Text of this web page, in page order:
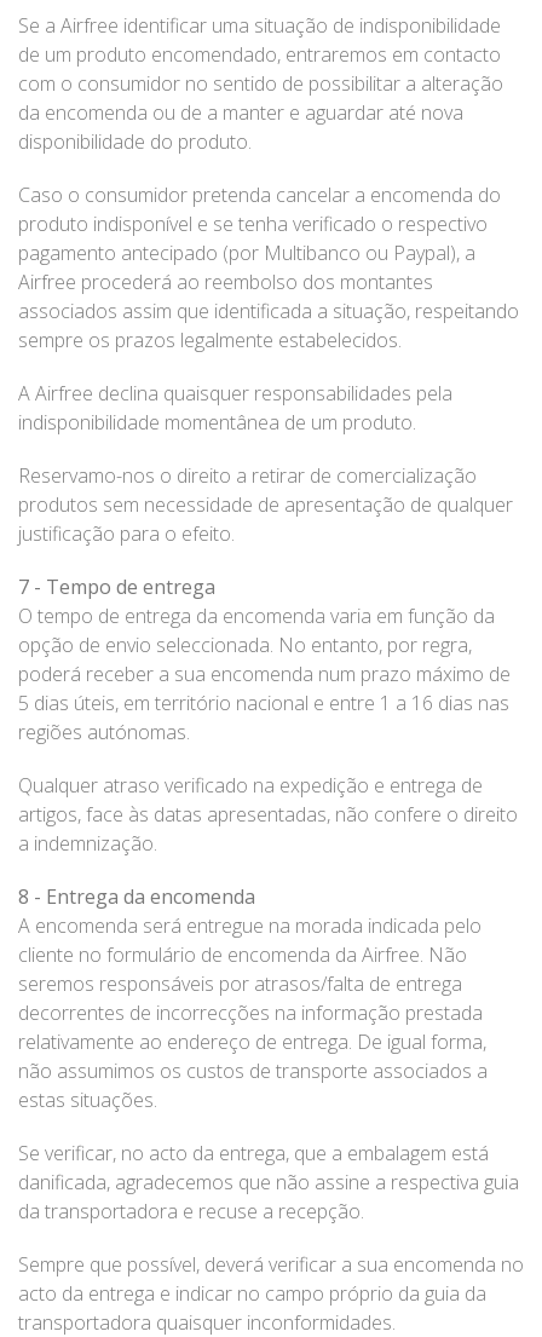
Se a Airfree identificar uma situação de indisponibilidade
de um produto encomendado, entraremos em contacto
com o consumidor no sentido de possibilitar a alteração
da encomenda ou de a manter e aguardar até nova
disponibilidade do produto.
Caso o consumidor pretenda cancelar a encomenda do
produto indisponível e se tenha verificado o respectivo
pagamento antecipado (por Multibanco ou Paypal), a
Airfree procederá ao reembolso dos montantes
associados assim que identificada a situação, respeitando
sempre os prazos legalmente estabelecidos.
A Airfree declina quaisquer responsabilidades pela
indisponibilidade momentânea de um produto.
Reservamo-nos o direito a retirar de comercialização
produtos sem necessidade de apresentação de qualquer
justificação para o efeito.
7 - Tempo de entrega
O tempo de entrega da encomenda varia em função da
opção de envio seleccionada. No entanto, por regra,
poderá receber a sua encomenda num prazo máximo de
5 dias úteis, em território nacional e entre 1 a 16 dias nas
regiões autónomas.
Qualquer atraso verificado na expedição e entrega de
artigos, face às datas apresentadas, não confere o direito
a indemnização.
8 - Entrega da encomenda
A encomenda será entregue na morada indicada pelo
cliente no formulário de encomenda da Airfree. Não
seremos responsáveis por atrasos/falta de entrega
decorrentes de incorrecções na informação prestada
relativamente ao endereço de entrega. De igual forma,
não assumimos os custos de transporte associados a
estas situações.
Se verificar, no acto da entrega, que a embalagem está
danificada, agradecemos que não assine a respectiva guia
da transportadora e recuse a recepção.
Sempre que possível, deverá verificar a sua encomenda no
acto da entrega e indicar no campo próprio da guia da
transportadora quaisquer inconformidades.